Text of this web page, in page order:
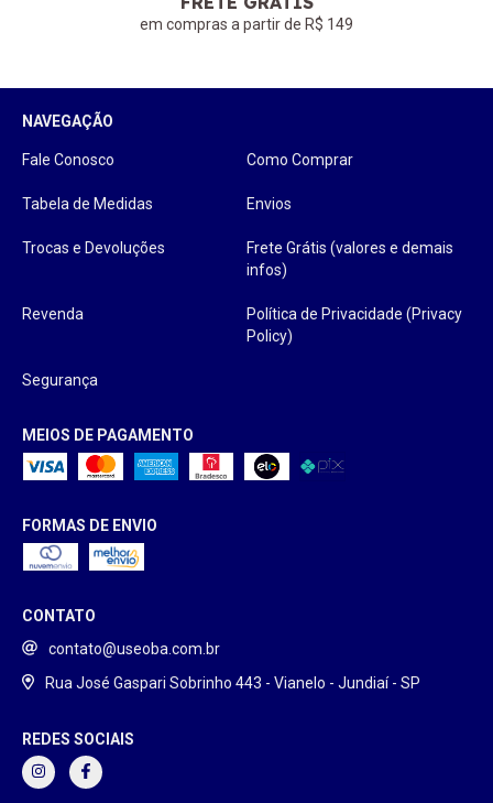
em compras a partir de R$ 149
NAVEGAÇÃO
Fale Conosco Como Comprar
Tabela de Medidas Envios
Trocas e Devoluções
Frete Grátis (valores e demais
infos)
Revenda
Política de Privacidade (Privacy
Policy)
Segurança
MEIOS DE PAGAMENTO
FORMAS DE ENVIO
CONTATO
contato@useoba.com.br
Rua José Gaspari Sobrinho 443 - Vianelo - Jundiaí - SP
REDES SOCIAIS